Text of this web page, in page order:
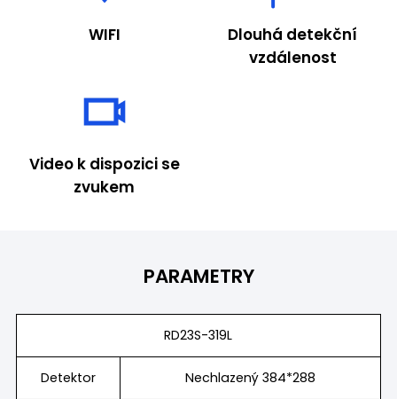
WIFI
Dlouhá detekční
vzdálenost
Video k dispozici se
zvukem
PARAMETRY
RD23S-319L
Detektor Nechlazený 384*288